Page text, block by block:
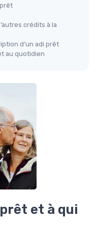
crédits à la
d’un adi prêt
au quotidien
prêt et à qui